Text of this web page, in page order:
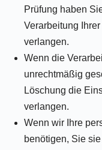
Prüfung haben
Verarbeitung
verlangen.
Wenn die
unrechtmäßig
Löschung die
verlangen.
Wenn wir Ihre
benötigen, Sie